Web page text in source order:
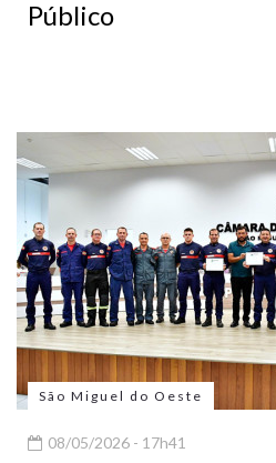
Público
São Miguel do Oeste
08/05/2026 - 17h41